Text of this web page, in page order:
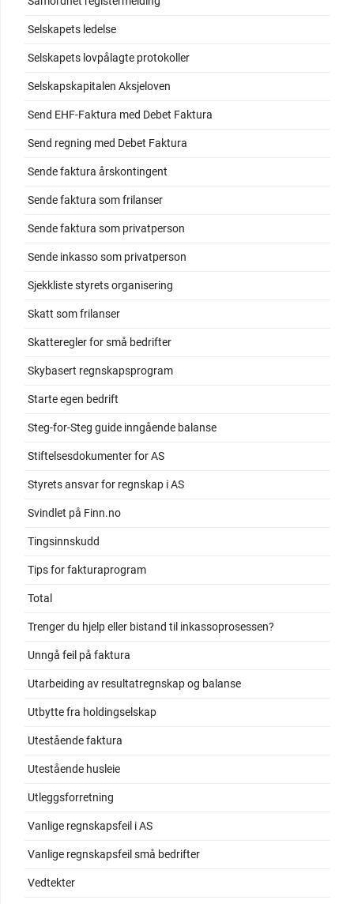
Selskapets ledelse
Selskapets lovpålagte protokoller
Selskapskapitalen Aksjeloven
Send EHF-Faktura med Debet Faktura
Send regning med Debet Faktura
Sende faktura årskontingent
Sende faktura som frilanser
Sende faktura som privatperson
Sende inkasso som privatperson
Sjekkliste styrets organisering
Skatt som frilanser
Skatteregler for små bedrifter
Skybasert regnskapsprogram
Starte egen bedrift
Steg-for-Steg guide inngående balanse
Stiftelsesdokumenter for AS
Styrets ansvar for regnskap i AS
Svindlet på Finn.no
Tingsinnskudd
Tips for fakturaprogram
Total
Trenger du hjelp eller bistand til inkassoprosessen?
Unngå feil på faktura
Utarbeiding av resultatregnskap og balanse
Utbytte fra holdingselskap
Utestående faktura
Utestående husleie
Utleggsforretning
Vanlige regnskapsfeil i AS
Vanlige regnskapsfeil små bedrifter
Vedtekter